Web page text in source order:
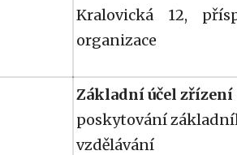
Kralovická 12,
organizace
Základní účel zřízení
poskytování
vzdělávání